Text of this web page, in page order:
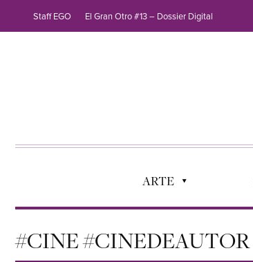
Staff EGO El Gran Otro #13 – Dossier Digital
ARTE
#CINE